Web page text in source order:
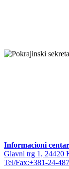
Informacioni
Glavni trg 1, 24420
Tel/Fax:+381-24-